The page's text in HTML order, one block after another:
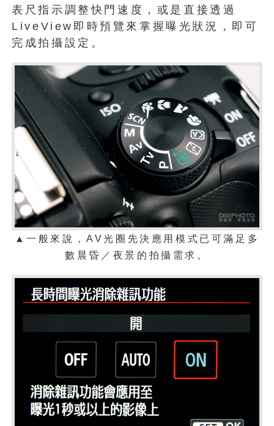
表尺指示調整快門速度，或是直接透過
LiveView即時預覽來掌握曝光狀況，即可
完成拍攝設定。
▲一般來說，AV光圈先決應用模式已可滿足多
數晨昏／夜景的拍攝需求。